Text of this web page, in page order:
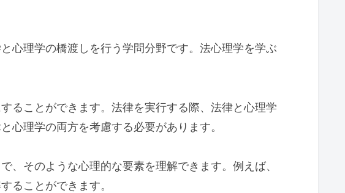
心理学の橋渡しを行う学問分野です。法心理学を学ぶ
ることができます。法律を実行する際、法律と心理学
心理学の両方を考慮する必要があります。
そのような心理的な要素を理解できます。例えば、
ることができます。